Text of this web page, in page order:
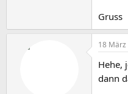
Gruss
18
Hehe,
dann